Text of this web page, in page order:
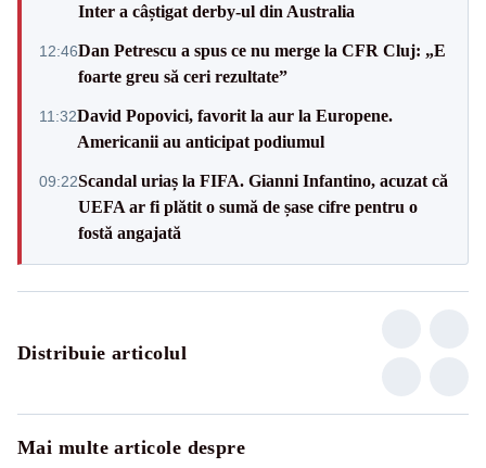
Inter a câștigat derby-ul din Australia
12:46Dan Petrescu a spus ce nu merge la CFR Cluj: „E
foarte greu să ceri rezultate”
11:32David Popovici, favorit la aur la Europene.
Americanii au anticipat podiumul
09:22Scandal uriaș la FIFA. Gianni Infantino, acuzat că
UEFA ar fi plătit o sumă de șase cifre pentru o
fostă angajată
Distribuie articolul
Mai multe articole despre